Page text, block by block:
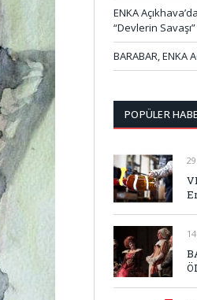
ENKA
“Devlerin Savaşı”
BARABAR, ENKA
POPÜLER